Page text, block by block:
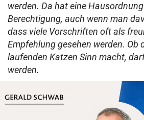
werden. Da hat eine
Berechtigung, auch wenn man
dass viele Vorschriften oft als
Empfehlung gesehen werden. Ob
laufenden Katzen Sinn macht,
werden.